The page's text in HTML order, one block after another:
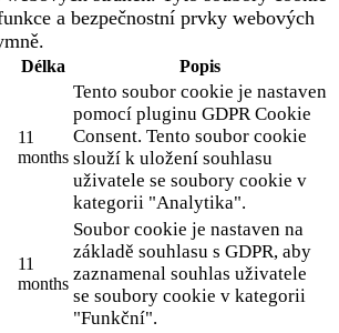
a bezpečnostní prvky webových
Délka Popis
11
months
Tento soubor cookie je nastaven
pomocí pluginu GDPR Cookie
Consent. Tento soubor cookie
slouží k uložení souhlasu
uživatele se soubory cookie v
kategorii "Analytika".
11
months
Soubor cookie je nastaven na
základě souhlasu s GDPR, aby
zaznamenal souhlas uživatele
se soubory cookie v kategorii
"Funkční".